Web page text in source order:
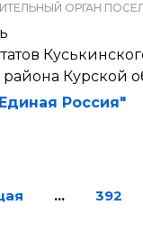
ОРГАН
Курской
Россия"
… 392